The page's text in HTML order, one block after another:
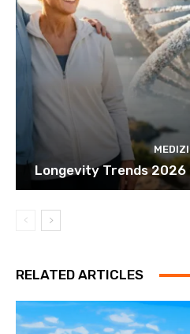
Longevity Trends
RELATED ARTICLES